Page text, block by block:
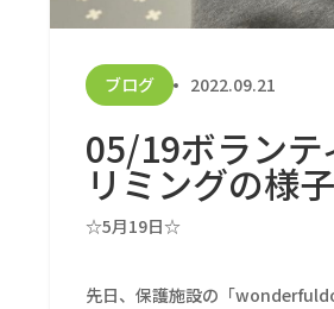
ブログ 2022.09.21
05/19ボランテ
リミングの様
☆5月19日☆
先日、保護施設の「